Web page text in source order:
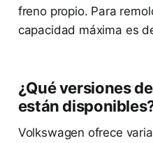
freno propio. Para
capacidad máxima es
¿Qué versiones
están
Volkswagen ofrece